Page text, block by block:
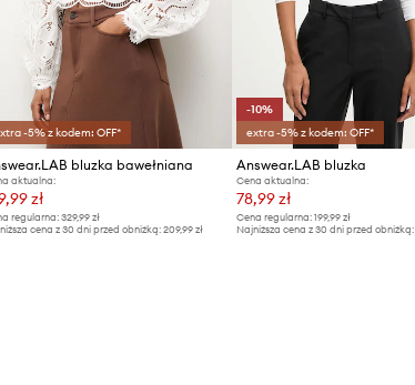
-5% z kodem: OFF*
bluzka bawełniana
aktualna:
zł
regularna: 329,99 zł
cena z 30 dni przed obniżką: 209,99 zł
-10%
extra -5% z kodem: OFF*
Answear.LAB bluzka
Cena aktualna:
78,99 zł
Cena regularna: 199,99 zł
Najniższa cena z 30 dni przed obniżką: